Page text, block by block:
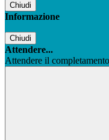
Chiudi
Informazione
Chiudi
Attendere...
Attendere il